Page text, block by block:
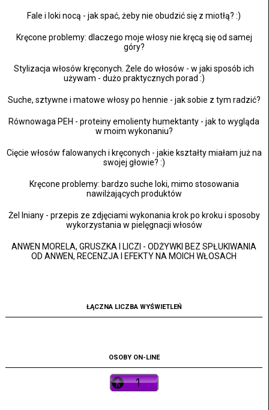
Fale i loki nocą - jak spać, żeby nie obudzić się z miotłą? :)
Kręcone problemy: dlaczego moje włosy nie kręcą się od samej
góry?
Stylizacja włosów kręconych. Żele do włosów - w jaki sposób ich
używam - dużo praktycznych porad :)
Suche, sztywne i matowe włosy po hennie - jak sobie z tym radzić?
Równowaga PEH - proteiny emolienty humektanty - jak to wygląda
w moim wykonaniu?
Cięcie włosów falowanych i kręconych - jakie kształty miałam już na
swojej głowie? :)
Kręcone problemy: bardzo suche loki, mimo stosowania
nawilżających produktów
Żel lniany - przepis ze zdjęciami wykonania krok po kroku i sposoby
wykorzystania w pielęgnacji włosów
ANWEN MORELA, GRUSZKA I LICZI - ODŻYWKI BEZ SPŁUKIWANIA
OD ANWEN, RECENZJA I EFEKTY NA MOICH WŁOSACH
ŁĄCZNA LICZBA WYŚWIETLEŃ
OSOBY ON-LINE